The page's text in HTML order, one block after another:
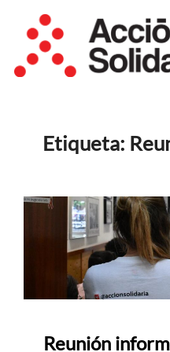
contenido
Etiqueta:
Reunión